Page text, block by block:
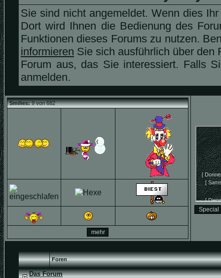
Sie sind nicht angemeldet. Wenn dies
Dort wird Ihnen die Bedienung des
Funktionen dieses Forums zu nutzen.
informieren Sie sich ausführlich über den
Forum aus, das Sie interessiert. Falls
anmelden.
Smilies:9 von 682
Foren
Das Forum